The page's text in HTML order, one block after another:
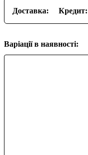
Доставка: Кредит:
Варіації в наявності: